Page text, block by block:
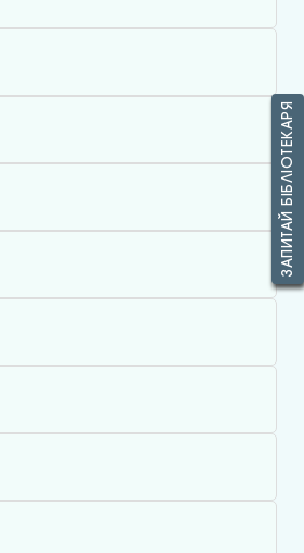
ЗАПИТАЙ БІБЛІОТЕКАРЯ